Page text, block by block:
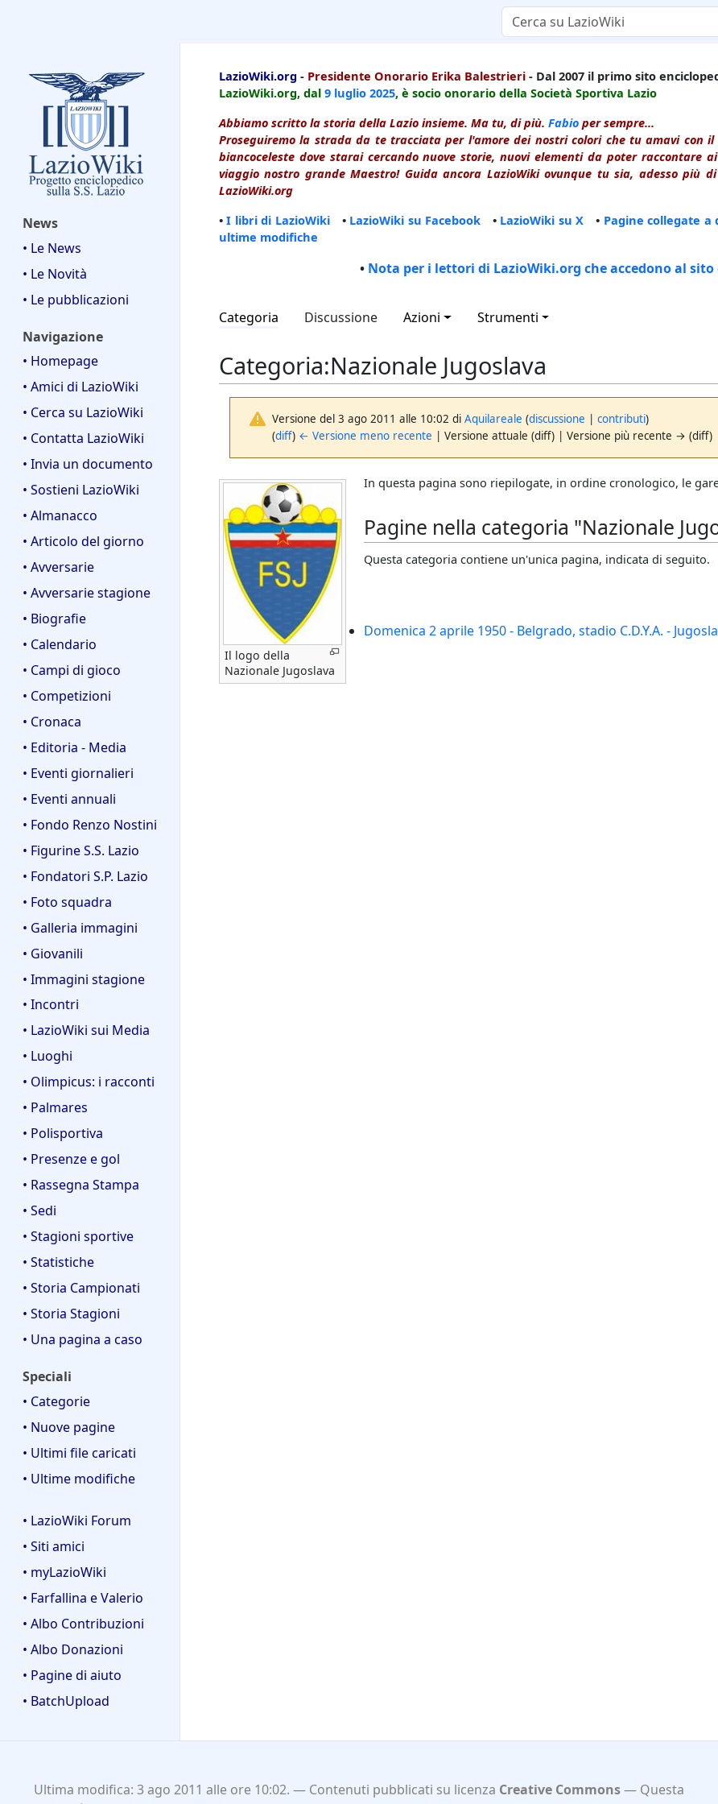
News
• Le News
• Le Novità
• Le pubblicazioni
Navigazione
• Homepage
• Amici di LazioWiki
• Cerca su LazioWiki
• Contatta LazioWiki
• Invia un documento
• Sostieni LazioWiki
• Almanacco
• Articolo del giorno
• Avversarie
• Avversarie stagione
• Biografie
• Calendario
• Campi di gioco
• Competizioni
• Cronaca
• Editoria - Media
• Eventi giornalieri
• Eventi annuali
• Fondo Renzo Nostini
• Figurine S.S. Lazio
• Fondatori S.P. Lazio
• Foto squadra
• Galleria immagini
• Giovanili
• Immagini stagione
• Incontri
• LazioWiki sui Media
• Luoghi
• Olimpicus: i racconti
• Palmares
• Polisportiva
• Presenze e gol
• Rassegna Stampa
• Sedi
• Stagioni sportive
• Statistiche
• Storia Campionati
• Storia Stagioni
• Una pagina a caso
Speciali
• Categorie
• Nuove pagine
• Ultimi file caricati
• Ultime modifiche
• LazioWiki Forum
• Siti amici
• myLazioWiki
• Farfallina e Valerio
• Albo Contribuzioni
• Albo Donazioni
• Pagine di aiuto
• BatchUpload
LazioWiki.org - Presidente Onorario Erika Balestrieri - Dal 2007 il primo sito
LazioWiki.org, dal 9 luglio 2025, è socio onorario della Società Sportiva Lazio
Abbiamo scritto la storia della Lazio insieme. Ma tu, di più. Fabio per sempre...
Proseguiremo la strada da te tracciata per l'amore dei nostri colori che tu amavi con
biancoceleste dove starai cercando nuove storie, nuovi elementi da poter raccontare
viaggio nostro grande Maestro! Guida ancora LazioWiki ovunque tu sia, adesso più
LazioWiki.org
•I libri di LazioWiki• LazioWiki su Facebook • LazioWiki su X • Pagine collegate a
ultime modifiche
• Nota per i lettori di LazioWiki.org che accedono al
Categoria Discussione Azioni Strumenti
Categoria:Nazionale Jugoslava
Versione del 3 ago 2011 alle 10:02 diAquilareale (discussione |contributi)
(diff) ← Versione meno recente | Versione attuale (diff) | Versione più recente → (diff)
Il logo della
Nazionale Jugoslava
In questa pagina sono riepilogate, in ordine cronologico, le
Pagine nella categoria "Nazionale
Questa categoria contiene un'unica pagina, indicata di seguito.
Domenica 2 aprile 1950 - Belgrado, stadio C.D.Y.A. -
Ultima modifica: 3 ago 2011 alle ore 10:02. Contenuti pubblicati su licenza Creative Commons
Questa